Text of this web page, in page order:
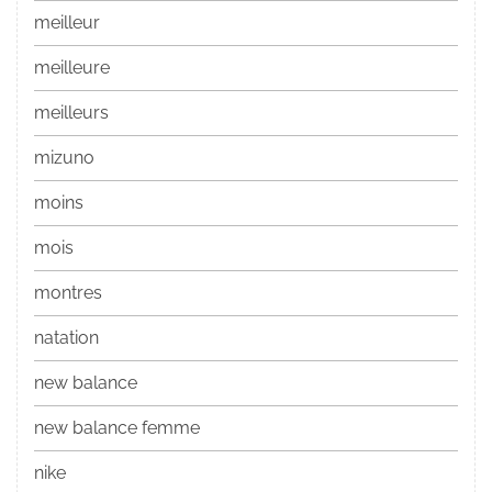
meilleur
meilleure
meilleurs
mizuno
moins
mois
montres
natation
new balance
new balance femme
nike